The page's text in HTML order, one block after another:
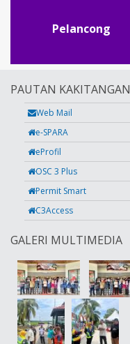
Pelancong
PAUTAN KAKITANGAN
Web Mail
e-SPARA
eProfil
OSC 3 Plus
Permit Smart
C3Access
GALERI MULTIMEDIA